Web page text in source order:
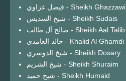
فيصل غزاوي - Sheikh Ghazzawi
شيخ السديس - Sheikh Sudais
صالح آل طالب - Sheikh Aal Talib
خالد الغامدي - Khalid Al Ghamdi
شيخ الدوسري - Sheikh Dosary
شيخ الشريم - Sheikh Shuraim
شيخ حميد - Sheikh Humaid